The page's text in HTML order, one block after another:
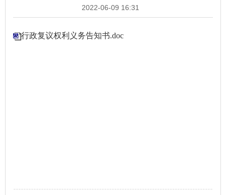
2022-06-09 16:31
行政复议权利义务告知书.doc